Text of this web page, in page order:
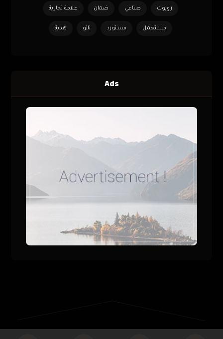
روبوت صناعي ضمان علامة تجارية
مستعمل مستورد نانو هدية
Ads